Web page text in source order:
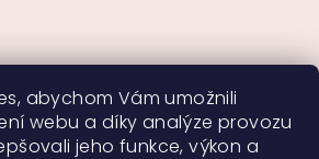
abychom Vám umožnili
webu a díky analýze provozu
jeho funkce, výkon a
na Instagramu